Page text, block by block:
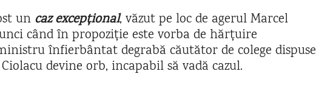
un caz excepțional, văzut pe loc de agerul Marcel
când în propoziție este vorba de hărțuire
înfierbântat degrabă căutător de colege dispuse
devine orb, incapabil să vadă cazul.